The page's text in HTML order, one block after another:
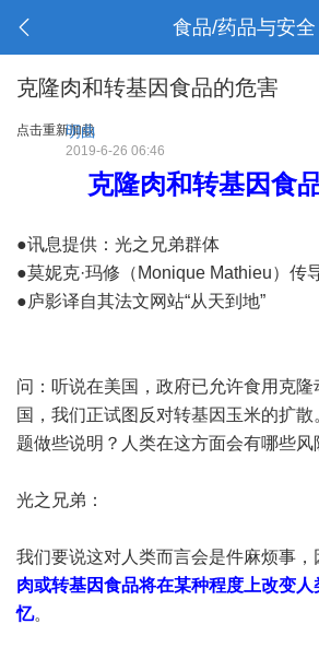
食品/药品与安全
克隆肉和转基因食品的危害
点击重新加载
明曲
2019-6-26 06:46
克隆肉和转基因食
●讯息提供：光之兄弟群体
●莫妮克·玛修（Monique Mathieu）传
●庐影译自其法文网站“从天到地”
问：听说在美国，政府已允许食用克
国，我们正试图反对转基因玉米的扩
题做些说明？人类在这方面会有哪些风
光之兄弟：
我们要说这对人类而言会是件麻烦事，
肉或转基因食品将在某种程度上改变
忆。